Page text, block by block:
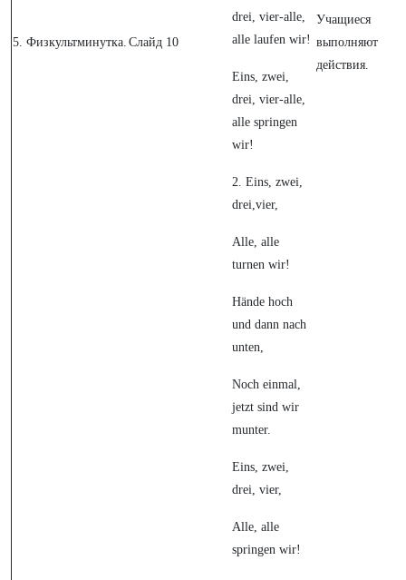
5. Физкультминутка. Слайд 10
drei, vier-alle,
alle laufen wir!
Eins, zwei,
drei, vier-alle,
alle springen
wir!
2. Eins, zwei,
drei,vier,
Alle, alle
turnen wir!
Hände hoch
und dann nach
unten,
Noch einmal,
jetzt sind wir
munter.
Eins, zwei,
drei, vier,
Alle, alle
springen wir!
Учащиеся
выполняют
действия.